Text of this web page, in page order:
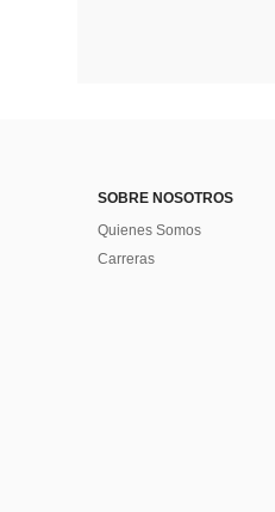
SOBRE NOSOTROS
Quienes Somos
Carreras